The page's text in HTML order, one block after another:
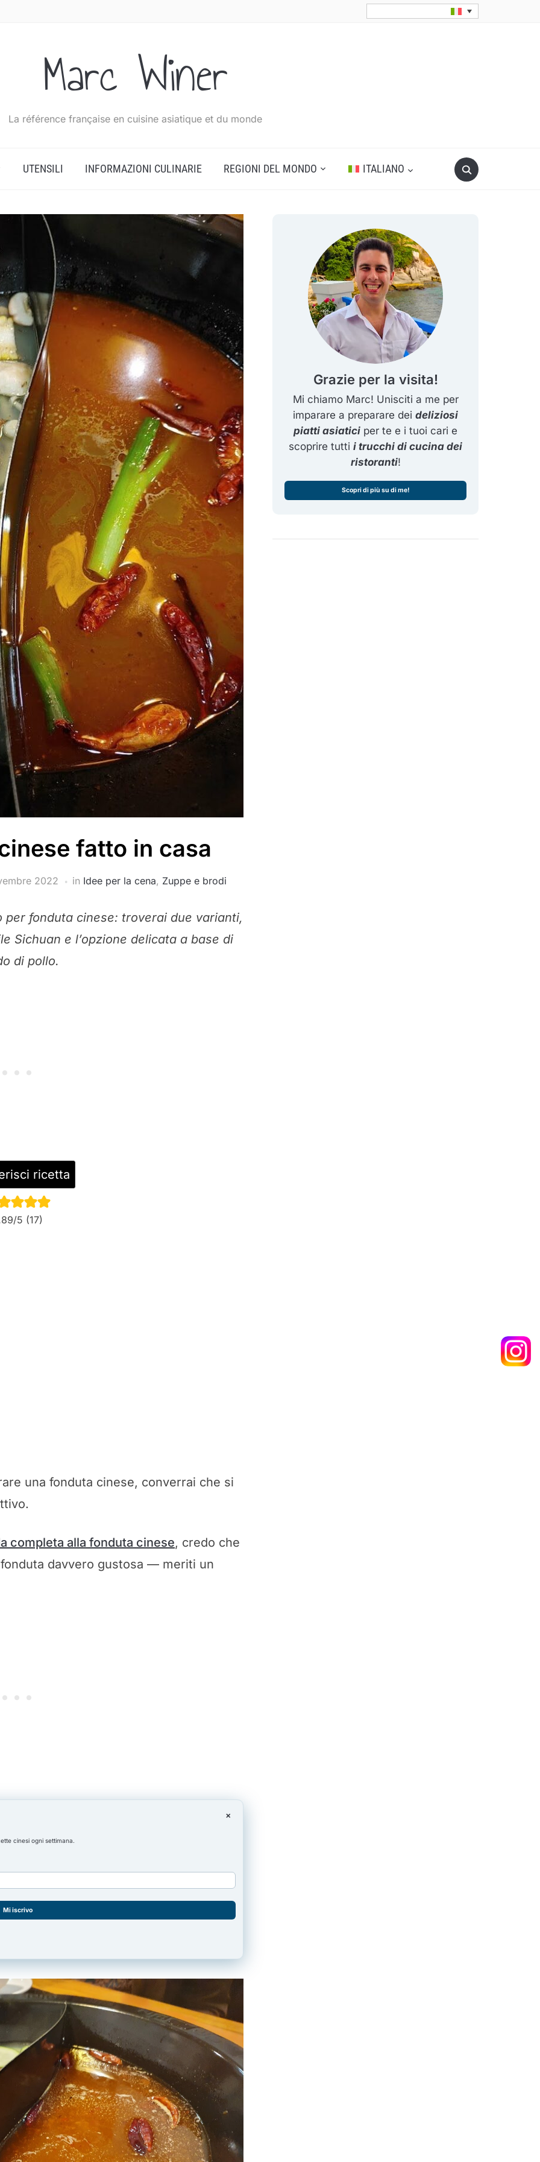
Marc Winer
La référence française en cuisine asiatique et du monde
Search
for:
UTENSILI INFORMAZIONI CULINARIE REGIONI DEL MONDO ITALIANO
fatto in casa
2022 in Idee per la cena, Zuppe e brodi
fonduta cinese: troverai due varianti,
Sichuan e l’opzione delicata a base di
di pollo.
ricetta
/5 (17)
una fonduta cinese, converrai che si
completa alla fonduta cinese, credo che
davvero gustosa — meriti un
cinesi ogni settimana.
Mi iscrivo
×
Grazie per la visita!
Mi chiamo Marc! Unisciti a me per
imparare a preparare dei deliziosi
piatti asiatici per te e i tuoi cari e
scoprire tutti i trucchi di cucina dei
ristoranti!
Scopri di più su di me!